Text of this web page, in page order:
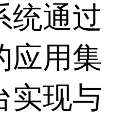
通过
应用集
实现与